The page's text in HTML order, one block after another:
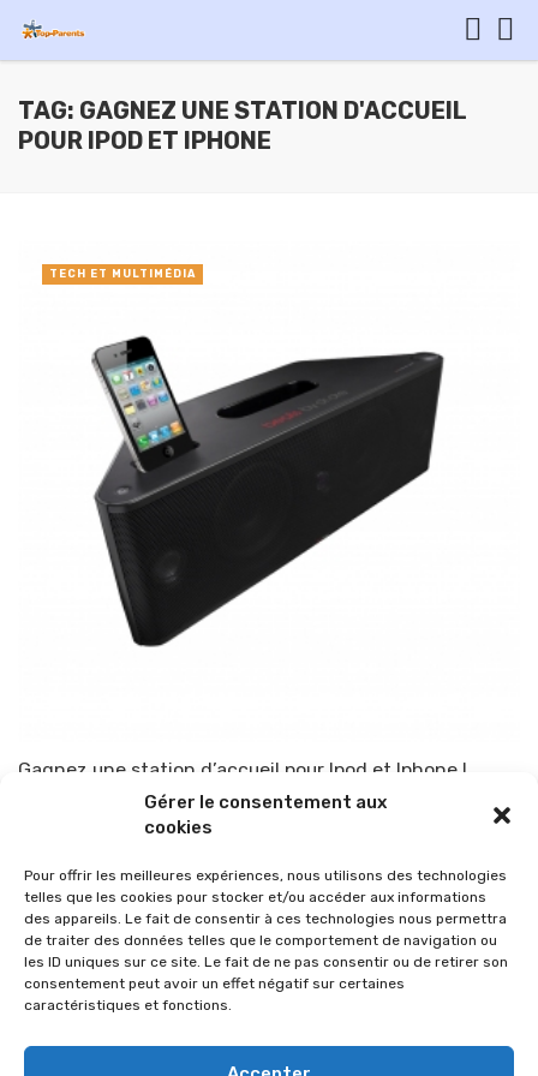
Gérer le consentement aux
cookies
Pour offrir les meilleures expériences, nous utilisons des technologies
telles que les cookies pour stocker et/ou accéder aux informations
des appareils. Le fait de consentir à ces technologies nous permettra
de traiter des données telles que le comportement de navigation ou
les ID uniques sur ce site. Le fait de ne pas consentir ou de retirer son
consentement peut avoir un effet négatif sur certaines
caractéristiques et fonctions.
TAG: GAGNEZ UNE STATION D'ACCUEIL
POUR IPOD ET IPHONE
Gagnez une station d’accueil pour Ipod et Iphone !
TOP-PARENTS 11 octobre 2011
TECH ET MULTIMÉDIA